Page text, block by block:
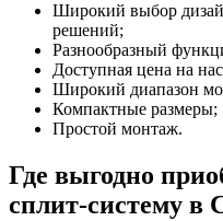
Широкий выбор
решений;
Разнообразный
Доступная цена на
Широкий диапазон
Компактные размеры;
Простой монтаж.
Где выгодно
сплит-систему в